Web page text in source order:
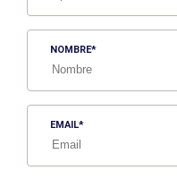
NOMBRE
EMAIL